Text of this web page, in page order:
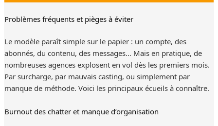
Problèmes fréquents et pièges à éviter
Le modèle paraît simple sur le papier : un compte, des
abonnés, du contenu, des messages… Mais en pratique, de
nombreuses agences explosent en vol dès les premiers mois.
Par surcharge, par mauvais casting, ou simplement par
manque de méthode. Voici les principaux écueils à connaître.
Burnout des chatter et manque d’organisation